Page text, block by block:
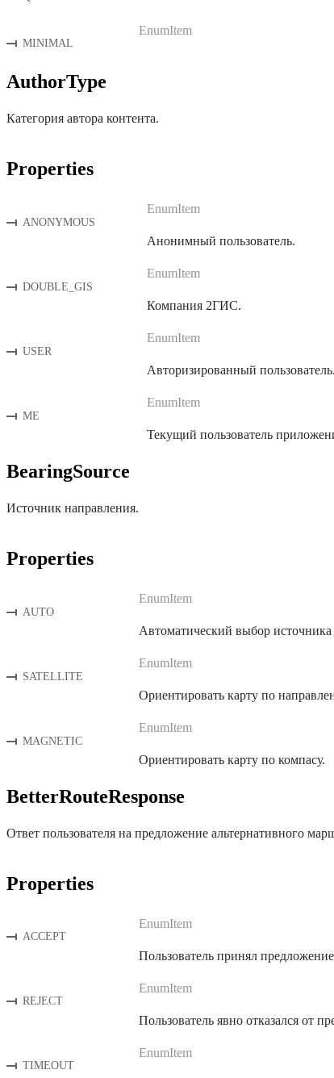
MINIMAL
EnumItem
AuthorType
Категория автора контента.
Properties
ANONYMOUS
EnumItem
Анонимный пользователь.
DOUBLE_GIS
EnumItem
Компания 2ГИС.
USER
EnumItem
Авторизированный пользователь.
ME
EnumItem
Текущий пользователь
BearingSource
Источник направления.
Properties
AUTO
EnumItem
Автоматический выбор
SATELLITE
EnumItem
Ориентировать карту по
MAGNETIC
EnumItem
Ориентировать карту по компасу.
BetterRouteResponse
Ответ пользователя на предложение альтернативного
Properties
ACCEPT
EnumItem
Пользователь принял
REJECT
EnumItem
Пользователь явно отказался от
TIMEOUT
EnumItem